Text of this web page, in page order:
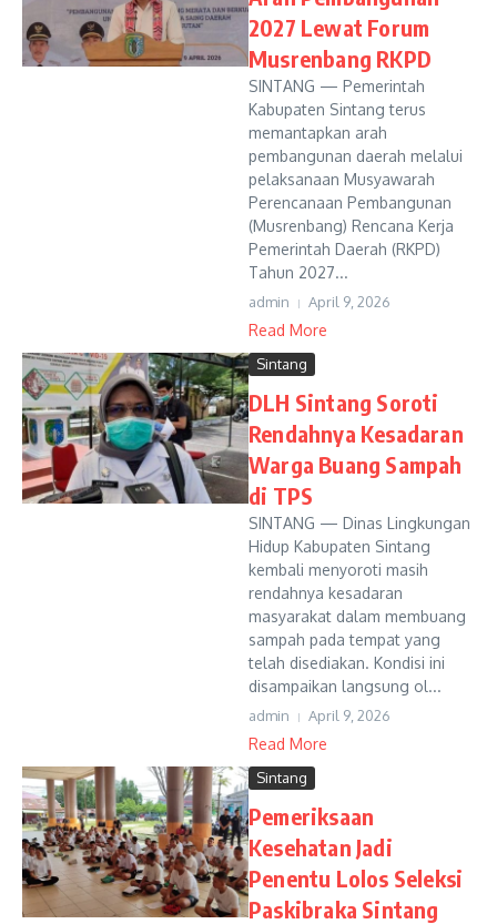
2027 Lewat Forum
Musrenbang RKPD
SINTANG — Pemerintah
Kabupaten Sintang terus
memantapkan arah
pembangunan daerah melalui
pelaksanaan Musyawarah
Perencanaan Pembangunan
(Musrenbang) Rencana Kerja
Pemerintah Daerah (RKPD)
Tahun 2027...
admin April 9, 2026
Read More
Sintang
DLH Sintang Soroti
Rendahnya Kesadaran
Warga Buang Sampah
di TPS
SINTANG — Dinas Lingkungan
Hidup Kabupaten Sintang
kembali menyoroti masih
rendahnya kesadaran
masyarakat dalam membuang
sampah pada tempat yang
telah disediakan. Kondisi ini
disampaikan langsung ol...
admin April 9, 2026
Read More
Sintang
Pemeriksaan
Kesehatan Jadi
Penentu Lolos Seleksi
Paskibraka Sintang